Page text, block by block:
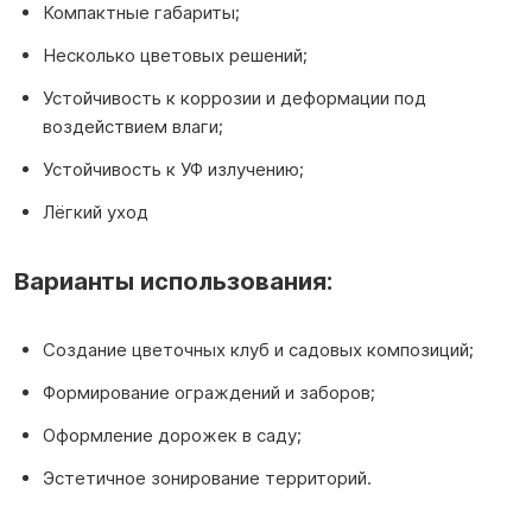
Компактные габариты;
Несколько цветовых решений;
Устойчивость к коррозии и деформации под
воздействием влаги;
Устойчивость к УФ излучению;
Лёгкий уход
Варианты использования:
Создание цветочных клуб и садовых композиций;
Формирование ограждений и заборов;
Оформление дорожек в саду;
Эстетичное зонирование территорий.